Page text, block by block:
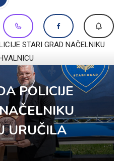
STARI GRAD NAČELNIKU
POLICIJE
URUČILA